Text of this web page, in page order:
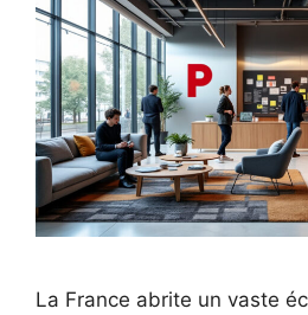
La France abrite un vaste